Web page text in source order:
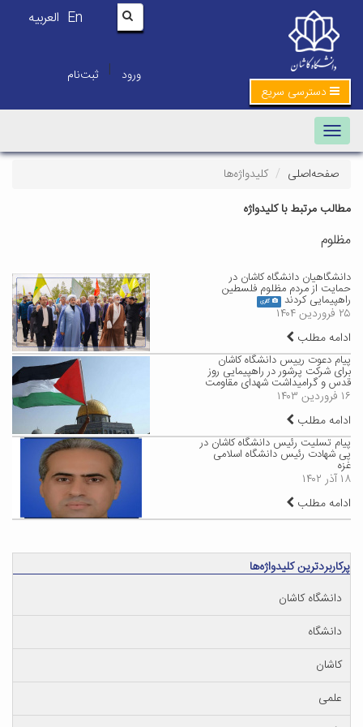
En العربیه
ورود | ثبت‌نام
دسترسی سریع
Toggle navigation
صفحه‌اصلی
کلیدواژه‌ها
مطالب مرتبط با کلیدواژه
مظلوم
دانشگاهیان دانشگاه کاشان در
حمایت از مردم مظلوم فلسطین
راهپیمایی کردند گالری
۲۵ فروردین ۱۴۰۴
ادامه مطلب
پیام دعوت رییس دانشگاه کاشان
برای شرکت پرشور در راهپیمایی روز
قدس و گرامیداشت شهدای مقاومت
۱۶ فروردین ۱۴۰۳
ادامه مطلب
پیام تسلیت رئیس دانشگاه کاشان در
پی شهادت رئیس دانشگاه اسلامی
غزه
۱۸ آذر ۱۴۰۲
ادامه مطلب
پرکاربردترین کلیدواژه‌ها
دانشگاه کاشان
دانشگاه
کاشان
علمی